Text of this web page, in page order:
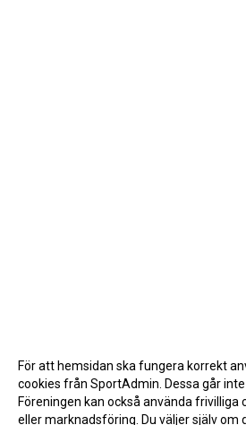
För att hemsidan ska fungera korrekt
cookies från SportAdmin. Dessa går
Föreningen kan också använda frivilliga
eller marknadsföring. Du väljer själv om